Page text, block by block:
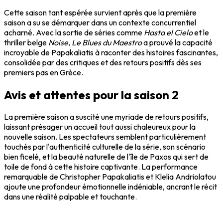
Cette saison tant espérée survient après que la première
saison a su se démarquer dans un contexte concurrentiel
acharné. Avec la sortie de séries comme Hasta el Cieloet le
thriller belge Noise, Le Blues du Maestroa prouvé la capacité
incroyable de Papakaliatis à raconter des histoires fascinantes,
consolidée par des critiques et des retours positifs dès ses
premiers pas en Grèce.
Avis et attentes pour la saison 2
La première saison a suscité une myriade de retours positifs,
laissant présager un accueil tout aussi chaleureux pour la
nouvelle saison. Les spectateurs semblent particulièrement
touchés par l'authenticité culturelle de la série, son scénario
bien ficelé, et la beauté naturelle de l'île de Paxos qui sert de
toile de fond à cette histoire captivante. La performance
remarquable de Christopher Papakaliatis et Klelia Andriolatou
ajoute une profondeur émotionnelle indéniable, ancrant le récit
dans une réalité palpable et touchante.